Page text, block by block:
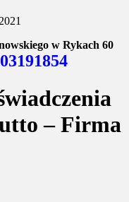
w Rykach 60
– Firma